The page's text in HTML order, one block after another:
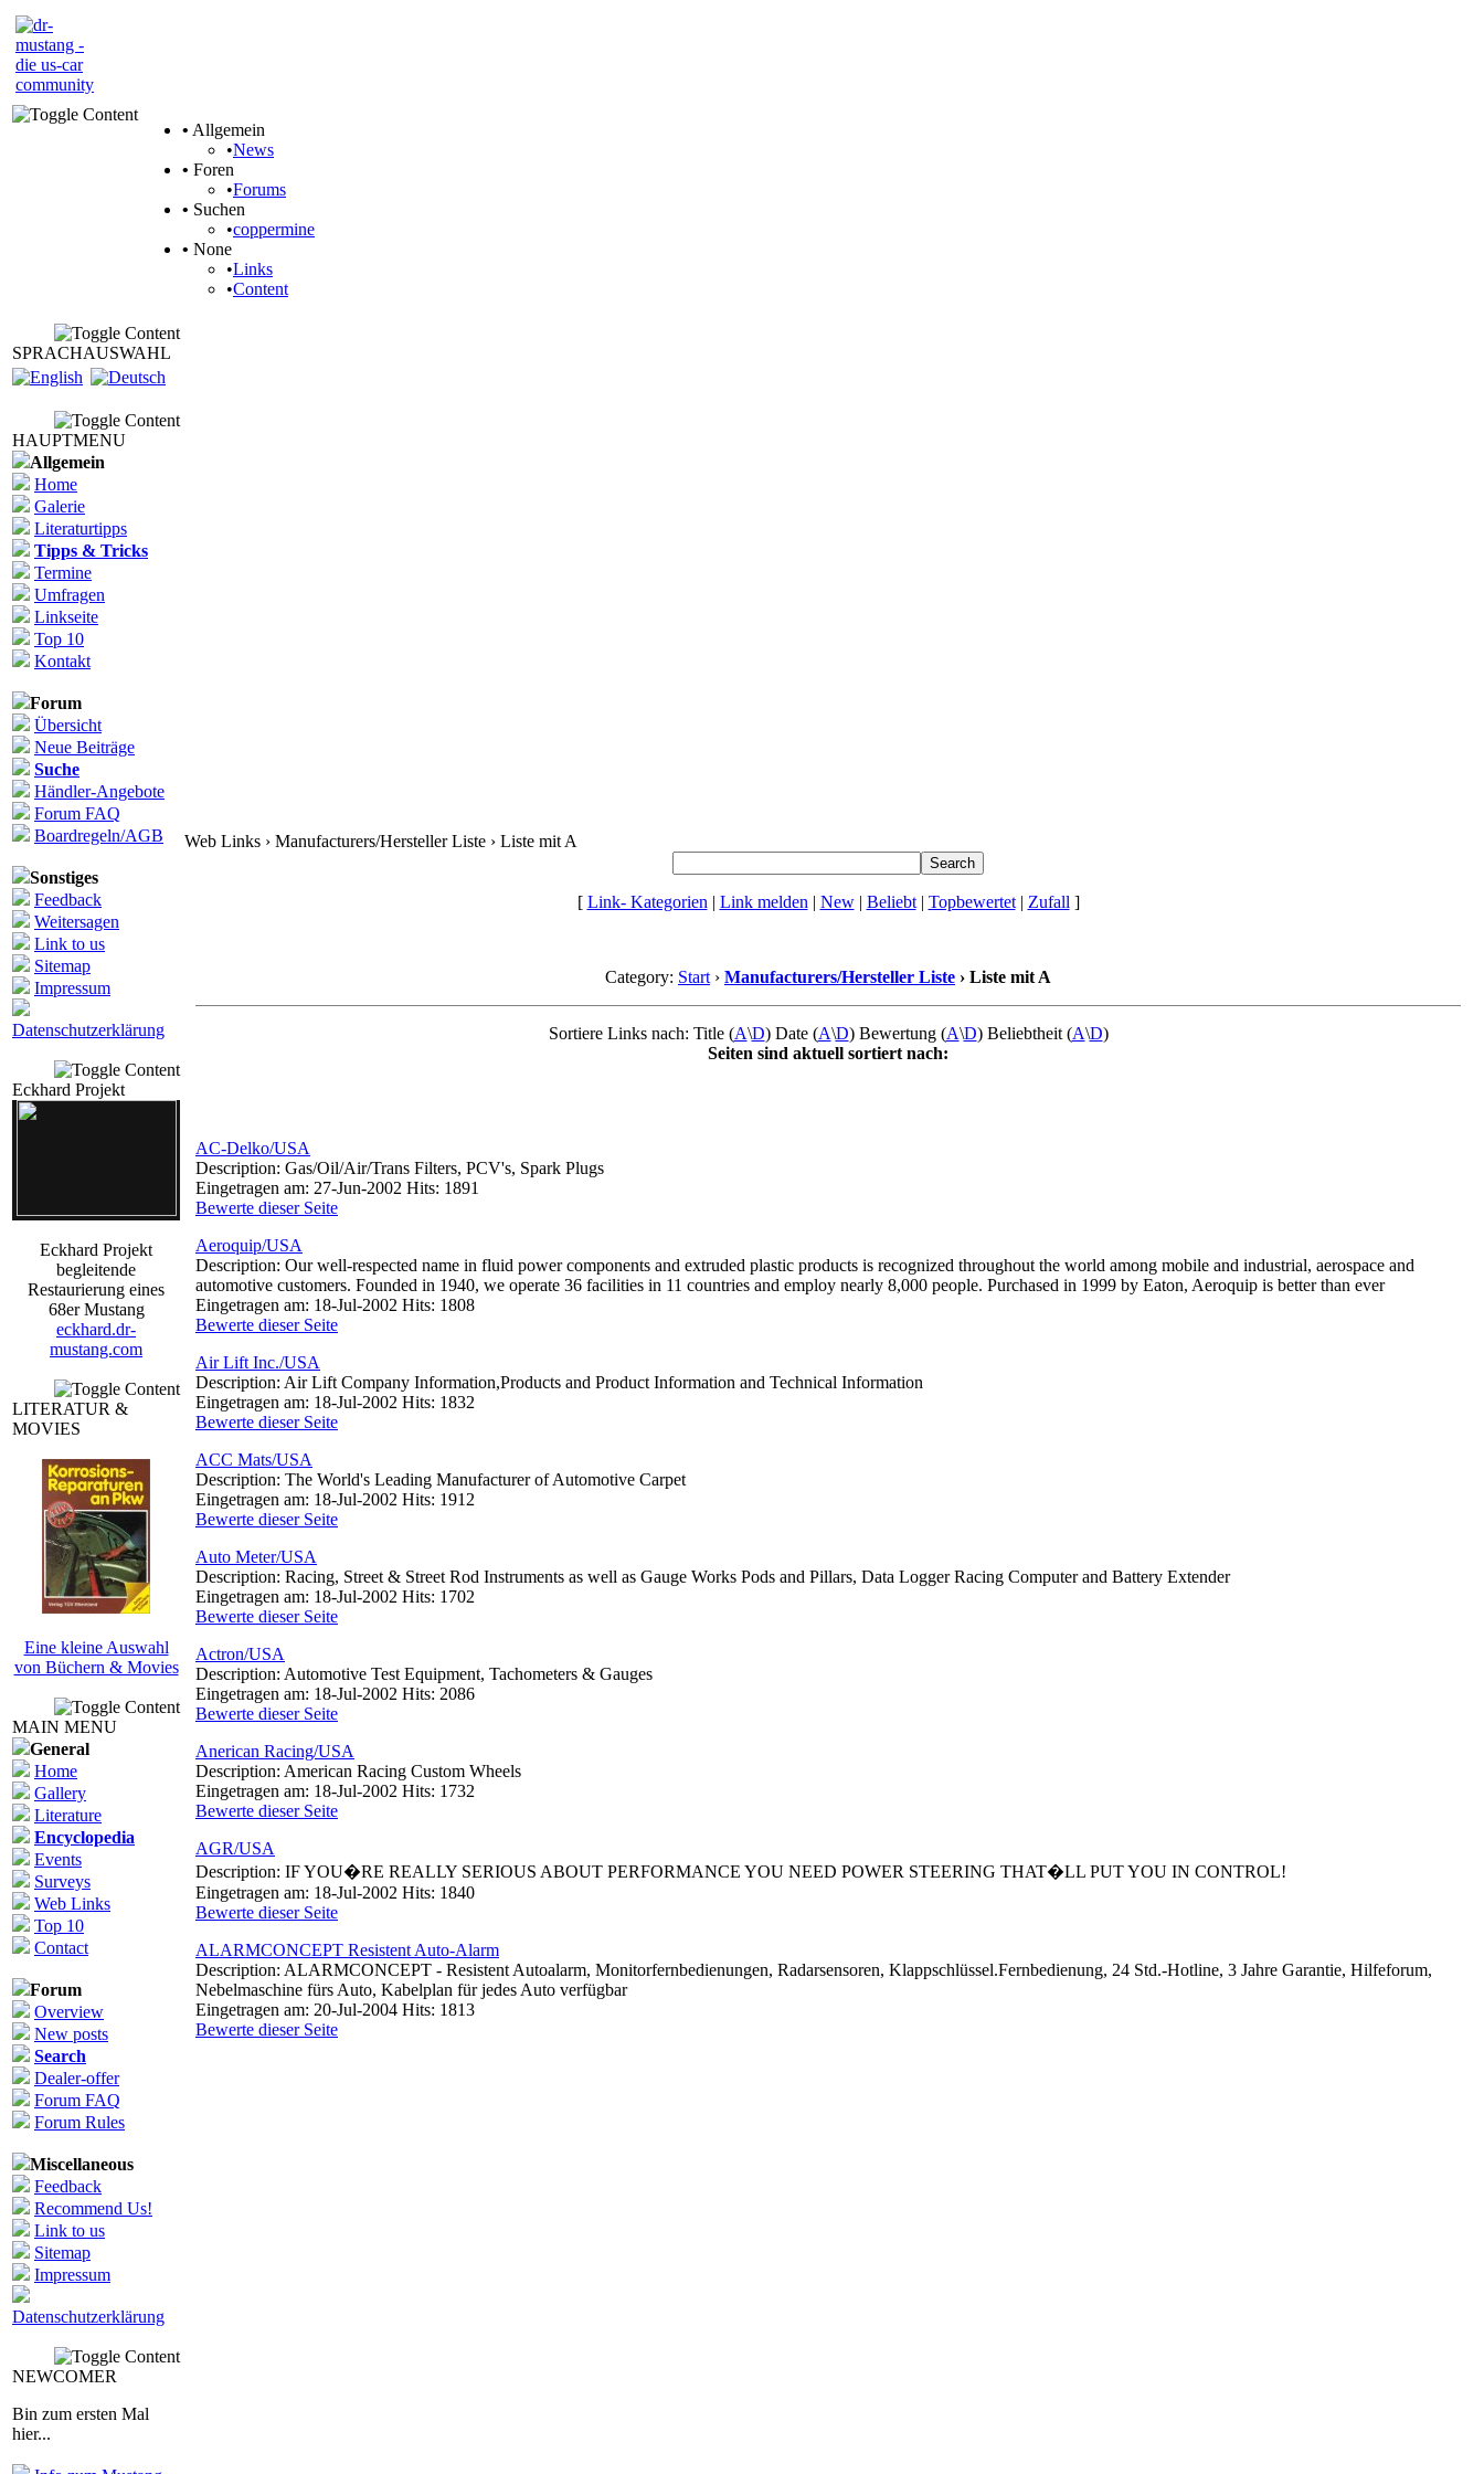
• Allgemein
•News
• Foren
•Forums
• Suchen
•coppermine
• None
•Links
•Content
SPRACHAUSWAHL
HAUPTMENU
Allgemein
Home
Galerie
Literaturtipps
Tipps & Tricks
Termine
Umfragen
Linkseite
Top 10
Kontakt
Forum
Übersicht
Neue Beiträge
Suche
Händler-Angebote
Forum FAQ
Boardregeln/AGB
Sonstiges
Feedback
Weitersagen
Link to us
Sitemap
Impressum
Datenschutzerklärung
Eckhard Projekt
Eckhard Projekt
begleitende
Restaurierung eines
68er Mustang
eckhard.dr-
mustang.com
LITERATUR &
MOVIES
Eine kleine Auswahl
von Büchern & Movies
MAIN MENU
General
Home
Gallery
Literature
Encyclopedia
Events
Surveys
Web Links
Top 10
Contact
Forum
Overview
New posts
Search
Dealer-offer
Forum FAQ
Forum Rules
Miscellaneous
Feedback
Recommend Us!
Link to us
Sitemap
Impressum
Datenschutzerklärung
NEWCOMER
Bin zum ersten Mal
hier...
Web Links › Manufacturers/Hersteller Liste › Liste mit A
[ Link- Kategorien | Link melden | New| Beliebt| Topbewertet| Zufall ]
Category: Start › Manufacturers/Hersteller Liste › Liste mit A
Sortiere Links nach: Title (A\D) Date (A\D) Bewertung (A\D) Beliebtheit (A\D)
Seiten sind aktuell sortiert nach:
AC-Delko/USA
Description: Gas/Oil/Air/Trans Filters, PCV's, Spark Plugs
Eingetragen am: 27-Jun-2002 Hits: 1891
Bewerte dieser Seite
Aeroquip/USA
Description: Our well-respected name in fluid power components and extruded plastic products is recognized throughout the world among mobile and industrial, aerospace and
automotive customers. Founded in 1940, we operate 36 facilities in 11 countries and employ nearly 8,000 people. Purchased in 1999 by Eaton, Aeroquip is better than ever
Eingetragen am: 18-Jul-2002 Hits: 1808
Bewerte dieser Seite
Air Lift Inc./USA
Description: Air Lift Company Information,Products and Product Information and Technical Information
Eingetragen am: 18-Jul-2002 Hits: 1832
Bewerte dieser Seite
ACC Mats/USA
Description: The World's Leading Manufacturer of Automotive Carpet
Eingetragen am: 18-Jul-2002 Hits: 1912
Bewerte dieser Seite
Auto Meter/USA
Description: Racing, Street & Street Rod Instruments as well as Gauge Works Pods and Pillars, Data Logger Racing Computer and Battery Extender
Eingetragen am: 18-Jul-2002 Hits: 1702
Bewerte dieser Seite
Actron/USA
Description: Automotive Test Equipment, Tachometers & Gauges
Eingetragen am: 18-Jul-2002 Hits: 2086
Bewerte dieser Seite
Anerican Racing/USA
Description: American Racing Custom Wheels
Eingetragen am: 18-Jul-2002 Hits: 1732
Bewerte dieser Seite
AGR/USA
Description: IF YOU�RE REALLY SERIOUS ABOUT PERFORMANCE YOU NEED POWER STEERING THAT�LL PUT YOU IN CONTROL!
Eingetragen am: 18-Jul-2002 Hits: 1840
Bewerte dieser Seite
ALARMCONCEPT Resistent Auto-Alarm
Description: ALARMCONCEPT - Resistent Autoalarm, Monitorfernbedienungen, Radarsensoren, Klappschlüssel.Fernbedienung, 24 Std.-Hotline, 3 Jahre Garantie, Hilfeforum,
Nebelmaschine fürs Auto, Kabelplan für jedes Auto verfügbar
Eingetragen am: 20-Jul-2004 Hits: 1813
Bewerte dieser Seite